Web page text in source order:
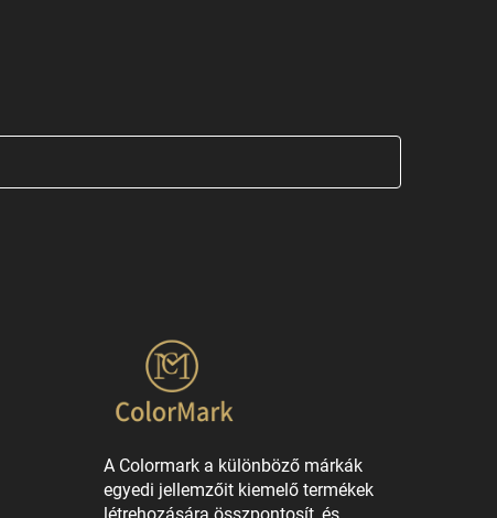
A Colormark a különböző márkák
egyedi jellemzőit kiemelő termékek